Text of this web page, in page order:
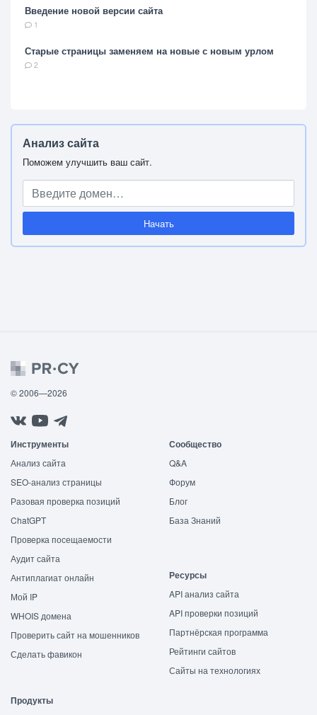
Введение новой версии сайта
1
Старые страницы заменяем на новые с новым урлом
2
Анализ сайта
Поможем улучшить ваш сайт.
Начать
© 2006—2026
Инструменты
Анализ сайта
SEO-анализ страницы
Разовая проверка позиций
ChatGPT
Проверка посещаемости
Аудит сайта
Антиплагиат онлайн
Мой IP
WHOIS домена
Проверить сайт на мошенников
Сделать фавикон
Сообщество
Q&A
Форум
Блог
База Знаний
Ресурсы
API анализ сайта
API проверки позиций
Партнёрская программа
Рейтинги сайтов
Сайты на технологиях
Продукты